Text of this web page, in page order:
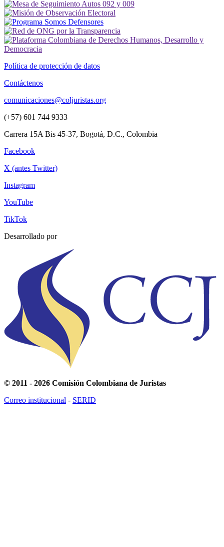
Política de protección de datos
Contáctenos
comunicaciones@coljuristas.org
(+57) 601 744 9333
Carrera 15A Bis 45-37, Bogotá, D.C., Colombia
Facebook
X (antes Twitter)
Instagram
YouTube
TikTok
Desarrollado por
© 2011 - 2026 Comisión Colombiana de Juristas
Correo institucional - SERID